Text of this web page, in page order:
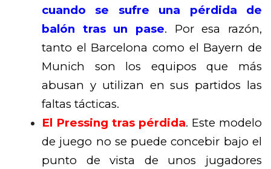
cuando se sufre una pérdida de
balón tras un pase. Por esa razón,
tanto el Barcelona como el Bayern de
Munich son los equipos que más
abusan y utilizan en sus partidos las
faltas tácticas.
El Pressing tras pérdida. Este modelo
de juego no se puede concebir bajo el
punto de vista de unos jugadores